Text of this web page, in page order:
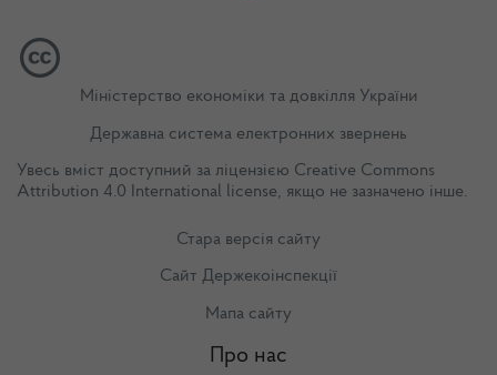
Міністерство економіки та довкілля України
Державна система електронних звернень
Увесь вміст доступний за ліцензією Creative Commons
Attribution 4.0 International license, якщо не зазначено інше.
Стара версія сайту
Сайт Держекоінспекції
Мапа сайту
Про нас